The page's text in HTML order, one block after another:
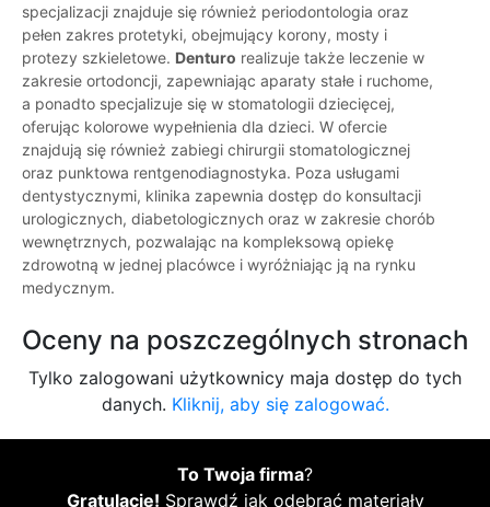
specjalizacji znajduje się również periodontologia oraz
pełen zakres protetyki, obejmujący korony, mosty i
protezy szkieletowe. Denturo realizuje także leczenie w
zakresie ortodoncji, zapewniając aparaty stałe i ruchome,
a ponadto specjalizuje się w stomatologii dziecięcej,
oferując kolorowe wypełnienia dla dzieci. W ofercie
znajdują się również zabiegi chirurgii stomatologicznej
oraz punktowa rentgenodiagnostyka. Poza usługami
dentystycznymi, klinika zapewnia dostęp do konsultacji
urologicznych, diabetologicznych oraz w zakresie chorób
wewnętrznych, pozwalając na kompleksową opiekę
zdrowotną w jednej placówce i wyróżniając ją na rynku
medycznym.
Oceny na poszczególnych stronach
Tylko zalogowani użytkownicy maja dostęp do tych
danych. Kliknij, aby się zalogować.
To Twoja firma?
Gratulacje! Sprawdź jak odebrać materiały